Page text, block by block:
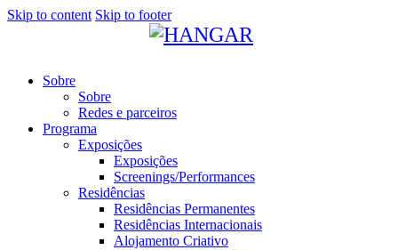
Skip to content Skip to footer
Sobre
Sobre
Redes e parceiros
Programa
Exposições
Exposições
Screenings/Performances
Residências
Residências Permanentes
Residências Internacionais
Alojamento Criativo